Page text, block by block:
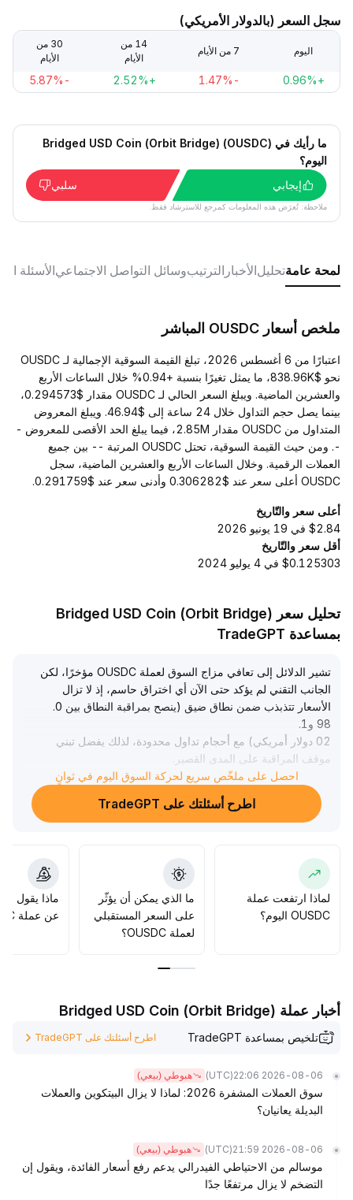
سجل السعر (بالدولار الأمريكي)
اليوم 7 من الأيام
14 من
الأيام
30 من
الأيام
+0.96%
-1.47%
+2.52%
-5.87%
ما رأيك في Bridged USD Coin (Orbit Bridge) (OUSDC)
اليوم؟
إيجابي
سلبي
ملاحظة: تُعرَض هذه المعلومات كمرجع للاسترشاد فقط.
لمحة عامةتحليلالأخبار الترتيبوسائل التواصل الاجتماعيالأسئلة
ملخص أسعار OUSDC المباشر
اعتبارًا من 6 أغسطس 2026، تبلغ القيمة السوقية الإجمالية لـ OUSDC
نحو $838.96K، ما يمثل تغيرًا بنسبة +0.94% خلال الساعات الأربع
والعشرين الماضية. ويبلغ السعر الحالي لـ OUSDC مقدار $0.294573،
بينما يصل حجم التداول خلال 24 ساعة إلى $46.94. ويبلغ المعروض
المتداول من OUSDC مقدار 2.85M، فيما يبلغ الحد الأقصى للمعروض -
-. ومن حيث القيمة السوقية، تحتل OUSDC المرتبة -- بين جميع
العملات الرقمية. وخلال الساعات الأربع والعشرين الماضية، سجل
OUSDC أعلى سعر عند $0.306282 وأدنى سعر عند $0.291759.
أعلى سعر والتّاريخ
$2.84 في 19 يونيو 2026
أقل سعر والتّاريخ
$0.125303 في 4 يوليو 2024
تحليل سعر Bridged USD Coin (Orbit Bridge)
بمساعدة TradeGPT
تشير الدلائل إلى تعافي مزاج السوق لعملة OUSDC مؤخرًا، لكن
الجانب التقني لم يؤكد حتى الآن أي اختراق حاسم، إذ لا تزال
الأسعار تتذبذب ضمن نطاق ضيق (ينصح بمراقبة النطاق بين 0
.
98 و1
.
02 دولار أمريكي) مع أحجام تداول محدودة، لذلك يفضل تبني
موقف المراقبة على المدى القصير
إذا ما شهدت الأسعار لاحقًا اختراقًا فعالًا لمستوى المقاومة العلوية
بالتزامن مع زيادة السيولة، يمكن حينها النظر في زيادة المراكز
الاستثمارية تدريجيًا.
تجنب الاندفاع وراء تقلبات السوق بدوافع عاطفية
احصل على ملخّص سريع لحركة السوق اليوم في ثوانٍ
اطرح أسئلتك على TradeGPT
لماذا ارتفعت عملة
OUSDC اليوم؟
ما الذي يمكن أن يؤثّر
على السعر المستقبلي
لعملة OUSDC؟
ماذا يقول
عن عملة OUSDC؟
أخبار عملة Bridged USD Coin (Orbit Bridge)
تلخيص بمساعدة TradeGPT اطرح أسئلتك على TradeGPT
2026-08-06 22:06
(UTC) هبوطي (بيعي)
سوق العملات المشفرة 2026: لماذا لا يزال البيتكوين والعملات
البديلة يعانيان؟
2026-08-06 21:59
(UTC) هبوطي (بيعي)
موسالم من الاحتياطي الفيدرالي يدعم رفع أسعار الفائدة، ويقول إن
التضخم لا يزال مرتفعًا جدًا